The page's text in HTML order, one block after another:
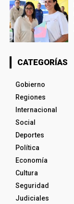
CATEGORÍAS
Gobierno
Regiones
Internacional
Social
Deportes
Política
Economía
Cultura
Seguridad
Judiciales